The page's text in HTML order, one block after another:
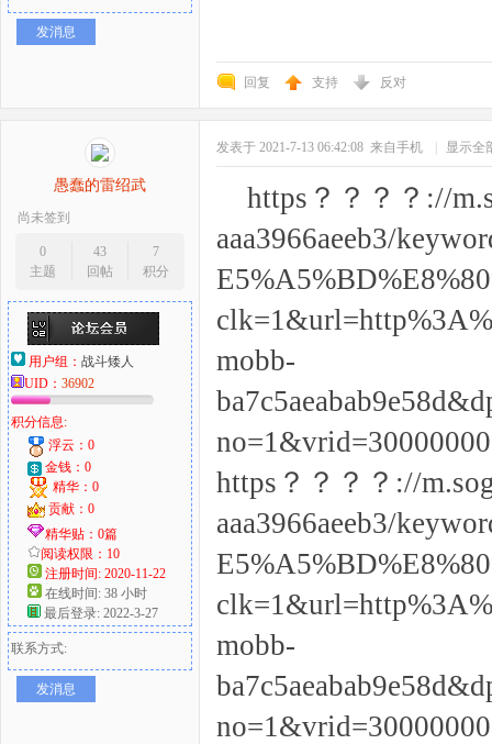
发消息
回复 支持 反对
愚蠢的雷绍武
尚未签到
0
主题
43
回帖
7
积分
用户组： 战斗矮人
UID： 36902
积分信息:
浮云：0
金钱：0
精华：0
贡献：0
精华贴：0篇
阅读权限：10
注册时间: 2020-11-22
在线时间: 38 小时
最后登录: 2022-3-27
联系方式:
发消息
发表于 2021-7-13 06:42:08 来自手机 显示全
https？？？？://
aaa3966aeeb3/
mobb-
https？？？？://
aaa3966aeeb3/
mobb-